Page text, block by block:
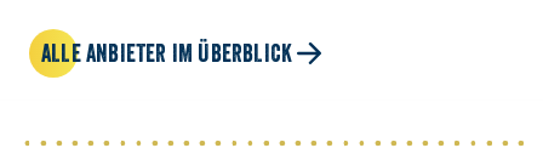
ALLE ANBIETER IM ÜBERBLICK